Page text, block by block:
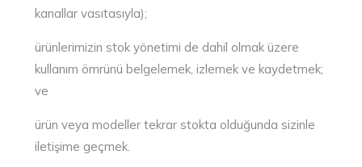
kanallar vasıtasıyla);
ürünlerimizin stok yönetimi de dahil olmak üzere
kullanım ömrünü belgelemek, izlemek ve kaydetmek;
ve
ürün veya modeller tekrar stokta olduğunda sizinle
iletişime geçmek.